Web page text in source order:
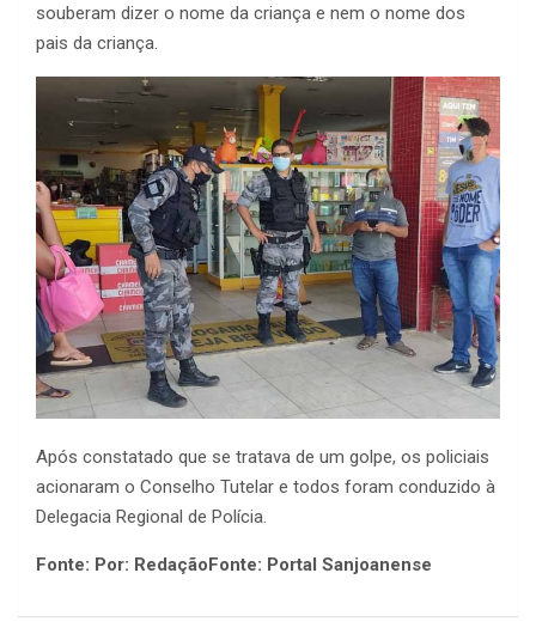
souberam dizer o nome da criança e nem o nome dos
pais da criança.
Após constatado que se tratava de um golpe, os policiais
acionaram o Conselho Tutelar e todos foram conduzido à
Delegacia Regional de Polícia.
Fonte: Por: RedaçãoFonte: Portal Sanjoanense